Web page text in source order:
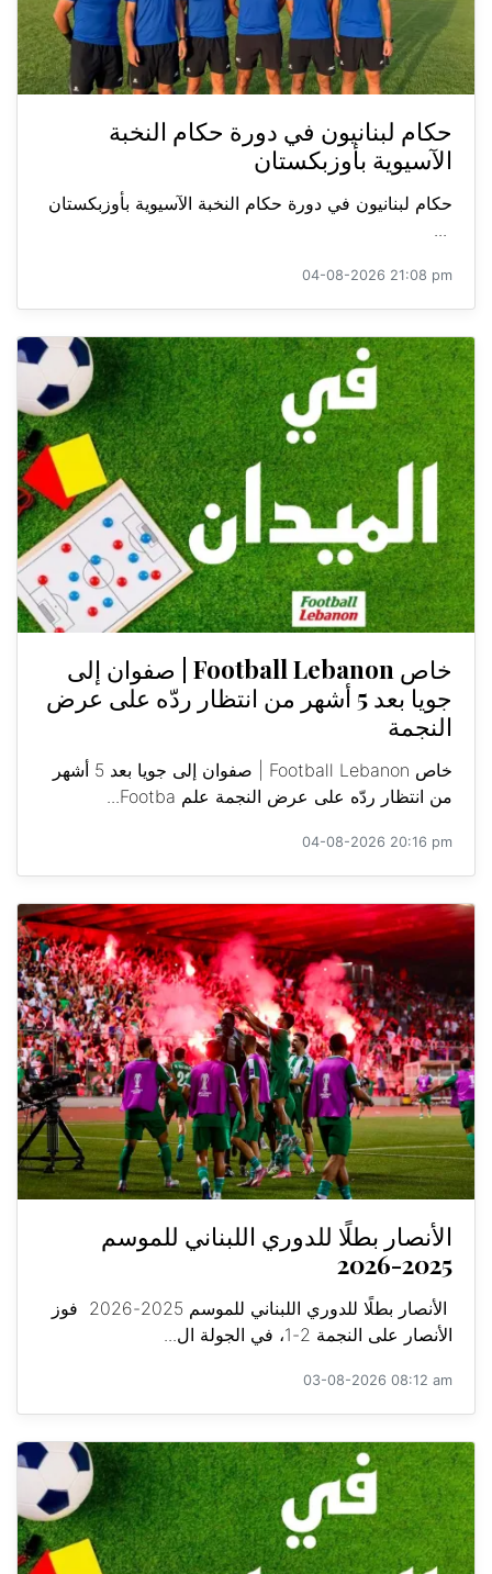
حكام لبنانيون في دورة حكام النخبة
الآسيوية بأوزبكستان
حكام لبنانيون في دورة حكام النخبة الآسيوية بأوزبكستان
...
04-08-2026 21:08 pm
خاص Football Lebanon | صفوان إلى
جويا بعد 5 أشهر من انتظار ردّه على عرض
النجمة
خاص Football Lebanon | صفوان إلى جويا بعد 5 أشهر
من انتظار ردّه على عرض النجمة علم Footba...
04-08-2026 20:16 pm
الأنصار بطلًا للدوري اللبناني للموسم
2025-2026
الأنصار بطلًا للدوري اللبناني للموسم 2025-2026 فوز
الأنصار على النجمة 2-1، في الجولة ال...
03-08-2026 08:12 am